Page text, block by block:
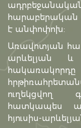
հարաբերական
է անփոփոխ:
Առավոտյան
արևելյան և
ուղեկցվող
հատկապես
հյուսիս-